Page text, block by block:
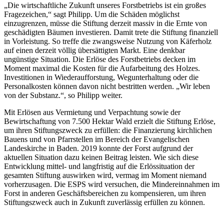
„Die wirtschaftliche Zukunft unseres Forstbetriebs ist ein großes
Fragezeichen,“ sagt Philipp. Um die Schäden möglichst
einzugrenzen, müsse die Stiftung derzeit massiv in die Ernte von
geschädigten Bäumen investieren. Damit trete die Stiftung finanziell
in Vorleistung. So treffe die zwangsweise Nutzung von Käferholz
auf einen derzeit völlig übersättigten Markt. Eine denkbar
ungünstige Situation. Die Erlöse des Forstbetriebs decken im
Moment maximal die Kosten für die Aufarbeitung des Holzes.
Investitionen in Wiederaufforstung, Wegunterhaltung oder die
Personalkosten können davon nicht bestritten werden. „Wir leben
von der Substanz.“, so Philipp weiter.
Mit Erlösen aus Vermietung und Verpachtung sowie der
Bewirtschaftung von 7.500 Hektar Wald erzielt die Stiftung Erlöse,
um ihren Stiftungszweck zu erfüllen: die Finanzierung kirchlichen
Bauens und von Pfarrstellen im Bereich der Evangelischen
Landeskirche in Baden. 2019 konnte der Forst aufgrund der
aktuellen Situation dazu keinen Beitrag leisten. Wie sich diese
Entwicklung mittel- und langfristig auf die Erlössituation der
gesamten Stiftung auswirken wird, vermag im Moment niemand
vorherzusagen. Die ESPS wird versuchen, die Mindereinnahmen im
Forst in anderen Geschäftsbereichen zu kompensieren, um ihren
Stiftungszweck auch in Zukunft zuverlässig erfüllen zu können.